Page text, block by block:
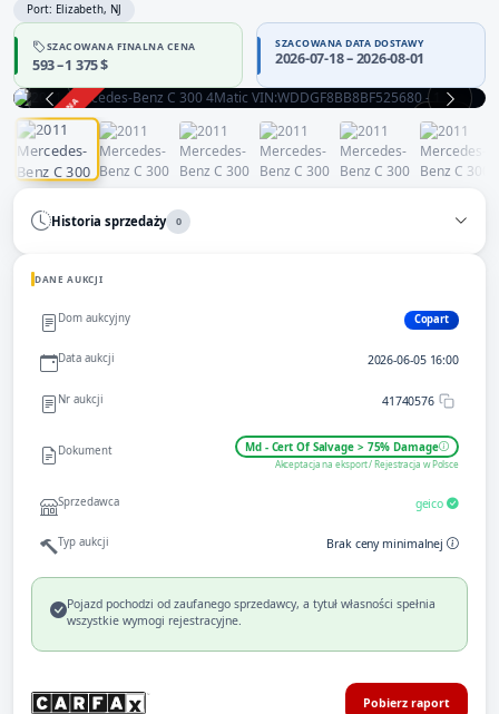
Port: Elizabeth, NJ
SZACOWANA FINALNA CENA
593 – 1 375 $
SZACOWANA DATA DOSTAWY
2026-07-18 – 2026-08-01
ZAKOŃCZONA
Historia sprzedaży 0
DANE AUKCJI
Dom aukcyjny Copart
Data aukcji 2026-06-05 16:00
Nr aukcji 41740576
Dokument Md - Cert Of Salvage > 75% Damage
Akceptacja na eksport / Rejestracja w Polsce
Sprzedawca geico
Typ aukcji Brak ceny minimalnej
Pojazd pochodzi od zaufanego sprzedawcy, a tytuł własności spełnia
wszystkie wymogi rejestracyjne.
Pobierz raport